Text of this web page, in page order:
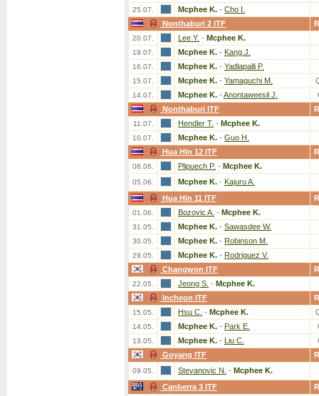
25.07. Mcphee K. - Cho I.
Nonthaburi 2 ITF
20.07. Lee Y. - Mcphee K.
19.07. Mcphee K. - Kang J.
16.07. Mcphee K. - Yadlapalli P.
15.07. Mcphee K. - Yamaguchi M.
14.07. Mcphee K. - Anontaweesil J.
Nonthaburi ITF
11.07. Hendler T. - Mcphee K.
10.07. Mcphee K. - Guo H.
Hua Hin 12 ITF
06.06. Plipuech P. - Mcphee K.
05.06. Mcphee K. - Kajuru A.
Hua Hin 11 ITF
01.06. Bozovic A. - Mcphee K.
31.05. Mcphee K. - Sawasdee W.
30.05. Mcphee K. - Robinson M.
29.05. Mcphee K. - Rodriguez V.
Changwon ITF
22.05. Jeong S. - Mcphee K.
Incheon ITF
15.05. Hsu C. - Mcphee K.
14.05. Mcphee K. - Park E.
13.05. Mcphee K. - Liu C.
Goyang ITF
09.05. Stevanovic N. - Mcphee K.
Canberra 3 ITF